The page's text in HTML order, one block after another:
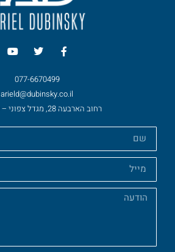
077-6670499
arield@dubinsky.co.il
רחוב הארבעה 28, מגדל צפוני – קומה 35